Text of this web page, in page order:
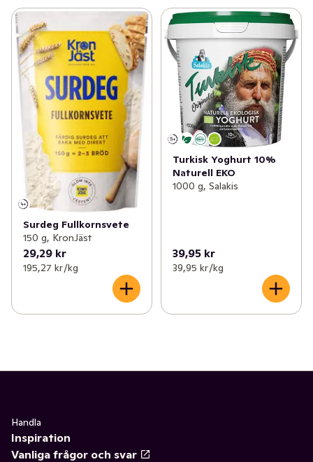
Surdeg Fullkornsvete
150 g, KronJäst
29,29 kr
195,27 kr /kg
Turkisk Yoghurt 10%
Naturell EKO
1000 g, Salakis
39,95 kr
39,95 kr /kg
Handla
Inspiration
Vanliga frågor och svar